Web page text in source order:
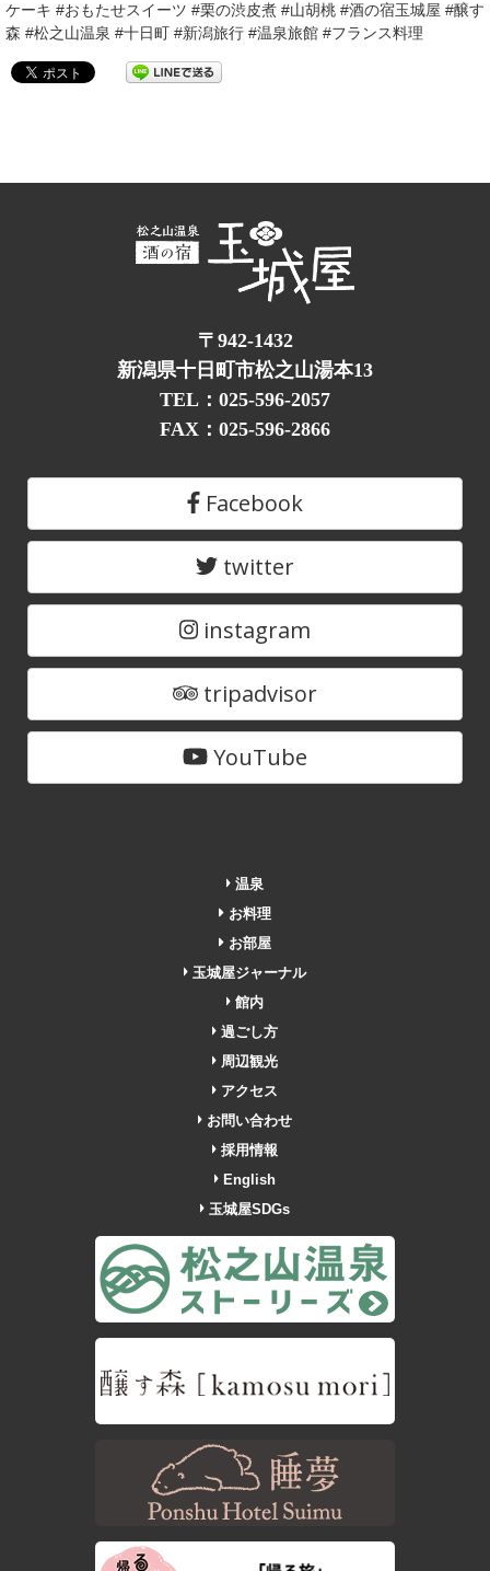
ケーキ #おもたせスイーツ #栗の渋皮煮 #山胡桃 #酒の宿玉城屋 #醸す
森 #松之山温泉 #十日町 #新潟旅行 #温泉旅館 #フランス料理
〒942-1432
新潟県十日町市松之山湯本13
TEL：025-596-2057
FAX：025-596-2866
Facebook
twitter
instagram
tripadvisor
YouTube
温泉
お料理
お部屋
玉城屋ジャーナル
館内
過ごし方
周辺観光
アクセス
お問い合わせ
採用情報
English
玉城屋SDGs